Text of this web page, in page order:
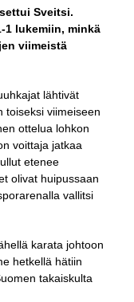
Sveitsi.
1 lukemiin, minkä
viimeistä
lähtivät
toiseksi viimeiseen
ottelua lohkon
voittaja jatkaa
etenee
olivat huipussaan
vallitsi
karata johtoon
hetkellä hätiin
takaiskulta